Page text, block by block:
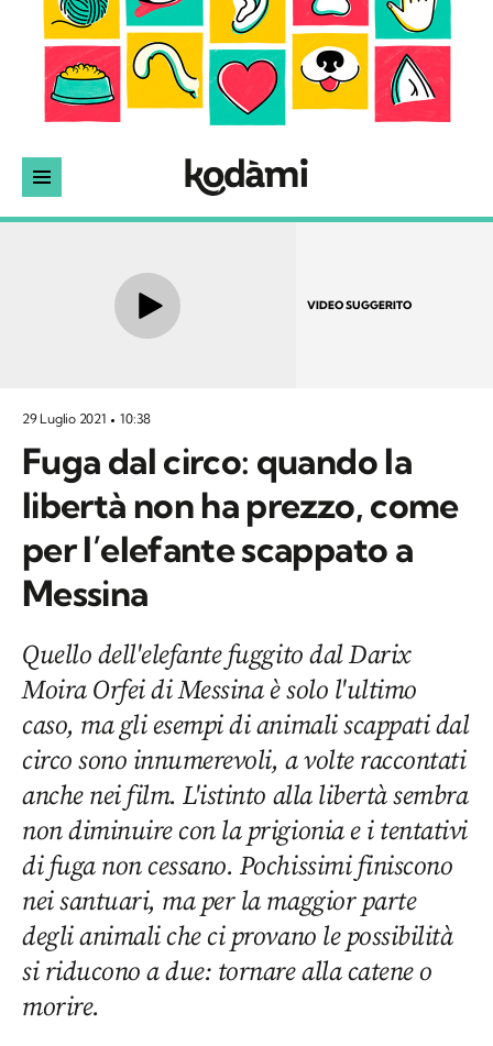
VIDEO SUGGERITO
29 Luglio 2021 10:38
Fuga dal circo: quando la
libertà non ha prezzo, come
per l’elefante scappato a
Messina
Quello dell'elefante fuggito dal Darix
Moira Orfei di Messina è solo l'ultimo
caso, ma gli esempi di animali scappati dal
circo sono innumerevoli, a volte raccontati
anche nei film. L'istinto alla libertà sembra
non diminuire con la prigionia e i tentativi
di fuga non cessano. Pochissimi finiscono
nei santuari, ma per la maggior parte
degli animali che ci provano le possibilità
si riducono a due: tornare alla catene o
morire.